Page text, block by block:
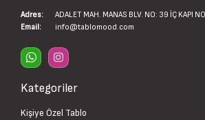
Adres:
ADALET MAH. MANAS BLV. NO: 39 İÇ KAPI
Email:
info@tablomood.com
Kategoriler
Kişiye Özel Tablo